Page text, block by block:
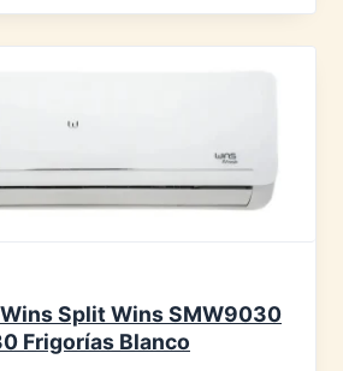
Split Wins SMW9030
Frigorías Blanco